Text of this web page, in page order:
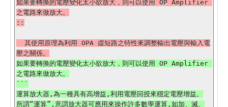
如果要轉換的電壓變化太小欲放大，則可以使用 OP Amplifier
之電路來做放大。
如果要轉換的電壓變化太小欲放大，則可以使用 OP Amplifier
之電路來做放大。
```
運算放大器,為一種具有高增益,利用電壓回授來穩定電壓增益。
所謂“運算”,意謂放大器可應用來操作許多數學運算,如加、滅、